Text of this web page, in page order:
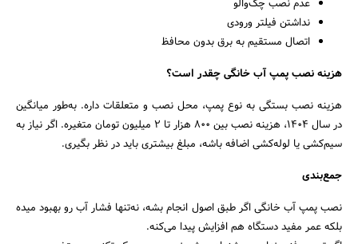
عدم نصب چک‌والو
نداشتن فیلتر ورودی
اتصال مستقیم به برق بدون محافظ
هزینه نصب پمپ آب خانگی چقدر است؟
هزینه نصب بستگی به نوع پمپ، محل نصب و متعلقات داره. به‌طور میانگین
در سال ۱۴۰۴، هزینه نصب بین ۸۰۰ هزار تا ۲ میلیون تومان متغیره. اگر نیاز به
سیم‌کشی یا لوله‌کشی اضافه باشه، مبلغ بیشتری باید در نظر بگیری.
جمع‌بندی
نصب پمپ آب خانگی اگر طبق اصول انجام بشه، نه‌تنها فشار آب رو بهبود میده
بلکه عمر مفید دستگاه هم افزایش پیدا می‌کنه.